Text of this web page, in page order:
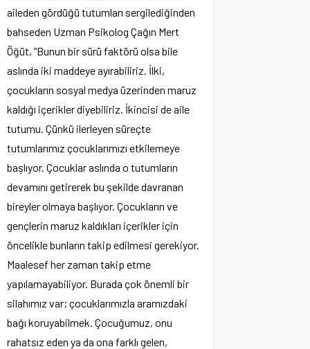
aileden gördüğü tutumları sergilediğinden
bahseden Uzman Psikolog Çağın Mert
Öğüt, “Bunun bir sürü faktörü olsa bile
aslında iki maddeye ayırabiliriz. İlki,
çocukların sosyal medya üzerinden maruz
kaldığı içerikler diyebiliriz. İkincisi de aile
tutumu. Çünkü ilerleyen süreçte
tutumlarımız çocuklarımızı etkilemeye
başlıyor. Çocuklar aslında o tutumların
devamını getirerek bu şekilde davranan
bireyler olmaya başlıyor. Çocukların ve
gençlerin maruz kaldıkları içerikler için
öncelikle bunların takip edilmesi gerekiyor.
Maalesef her zaman takip etme
yapılamayabiliyor. Burada çok önemli bir
silahımız var; çocuklarımızla aramızdaki
bağı koruyabilmek. Çocuğumuz, onu
rahatsız eden ya da ona farklı gelen,